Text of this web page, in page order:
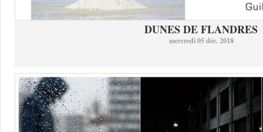
DUNES DE FLANDRES
mercredi 05 déc. 2018